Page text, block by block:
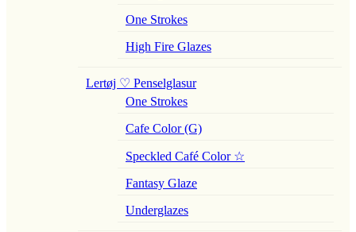
One Strokes
High Fire Glazes
Lertøj ♡ Penselglasur
One Strokes
Cafe Color (G)
Speckled Café Color ☆
Fantasy Glaze
Underglazes